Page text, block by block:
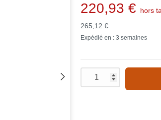
220,93 €
hors
265,12 €
Expédié en : 3 semaines